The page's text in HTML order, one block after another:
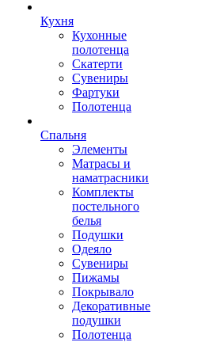
Кухня
Кухонные
полотенца
Скатерти
Сувениры
Фартуки
Полотенца
Спальня
Элементы
Матрасы и
наматрасники
Комплекты
постельного
белья
Подушки
Одеяло
Сувениры
Пижамы
Покрывало
Декоративные
подушки
Полотенца